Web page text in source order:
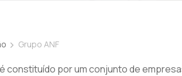
Grupo ANF
é constituído por um conjunto de